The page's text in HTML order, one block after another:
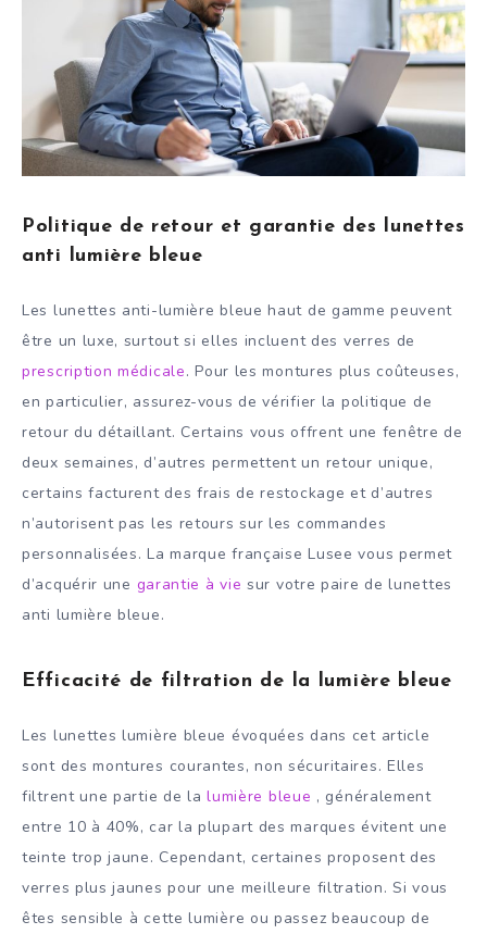
Politique de retour et garantie des lunettes
anti lumière bleue
Les lunettes anti-lumière bleue haut de gamme peuvent
être un luxe, surtout si elles incluent des verres de
prescription médicale. Pour les montures plus coûteuses,
en particulier, assurez-vous de vérifier la politique de
retour du détaillant. Certains vous offrent une fenêtre de
deux semaines, d’autres permettent un retour unique,
certains facturent des frais de restockage et d’autres
n’autorisent pas les retours sur les commandes
personnalisées. La marque française Lusee vous permet
d’acquérir une garantie à vie sur votre paire de lunettes
anti lumière bleue.
Efficacité de filtration de la lumière bleue
Les lunettes lumière bleue évoquées dans cet article
sont des montures courantes, non sécuritaires. Elles
filtrent une partie de lalumière bleue , généralement
entre 10 à 40%, car la plupart des marques évitent une
teinte trop jaune. Cependant, certaines proposent des
verres plus jaunes pour une meilleure filtration. Si vous
êtes sensible à cette lumière ou passez beaucoup de